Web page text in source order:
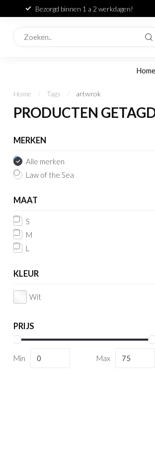
Bezorgd binnen 1 a 2 werkdagen!
Home
Home / Tags / artwrok
PRODUCTEN
MERKEN
Alle merken
Law of the Sea
MAAT
S
M
L
KLEUR
Wit
PRIJS
Min Max